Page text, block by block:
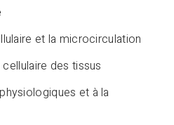
et la microcirculation
des tissus
et à la